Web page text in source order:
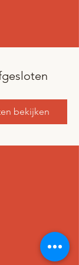
bekijken